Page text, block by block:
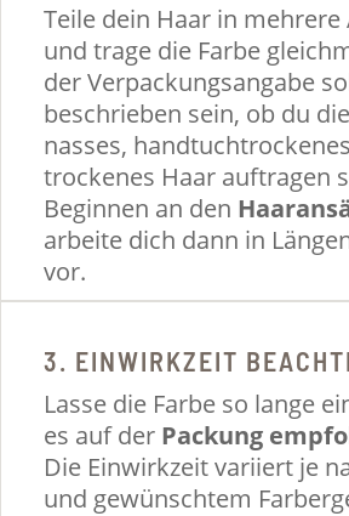
Teile dein Haar in
und trage die Farbe
der Verpackungsangabe
beschrieben sein, ob du
nasses,
trockenes Haar auftragen
Beginnen an den
arbeite dich dann in
vor.
3. EINWIRKZEIT
Lasse die Farbe so lange
es auf der Packung
Die Einwirkzeit variiert je
und gewünschtem